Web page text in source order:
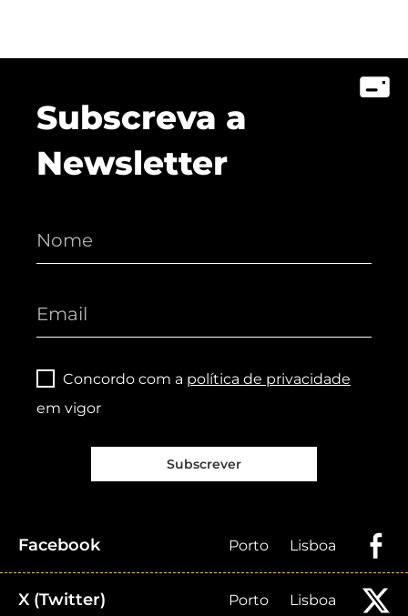
Subscreva a
Newsletter
Concordo com a política de privacidade
em vigor
Subscrever
Facebook Porto Lisboa
X (Twitter) Porto Lisboa